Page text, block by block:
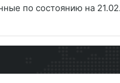
по состоянию на